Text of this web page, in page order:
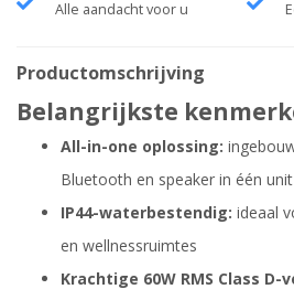
Alle aandacht voor u
Productomschrijving
Belangrijkste
All-in-one oplossing:
Bluetooth en speaker in één unit
IP44-waterbestendig: ideaal
en wellnessruimtes
Krachtige 60W RMS Class